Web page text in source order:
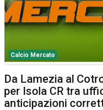
Calcio Mercato
Da Lamezia al
per Isola CR tra
anticipazioni